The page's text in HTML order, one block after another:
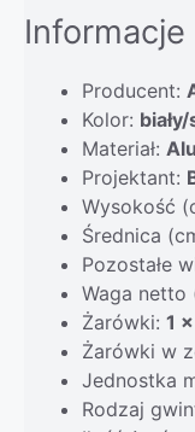
Producent:
Kolor:
Materiał:
Projektant:
Wysokość
Średnica
Pozostałe
Waga netto
Żarówki: 1
Żarówki w
Jednostka
Rodzaj